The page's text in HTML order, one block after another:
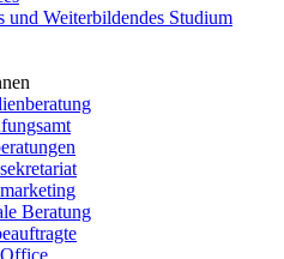
und Weiterbildendes Studium
Beratung